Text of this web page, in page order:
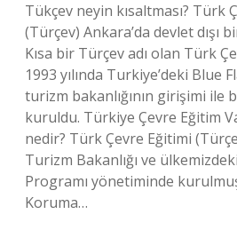
Tükçev neyin kısaltması? Türk
(Türçev) Ankara’da devlet dışı
Kısa bir Türçev adı olan Türk
1993 yılında Turkiye’deki Blue
turizm bakanlığının girişimi ile
kuruldu. Türkiye Çevre Eğitim
nedir? Türk Çevre Eğitimi
Turizm Bakanlığı ve
Programı yönetiminde
Koruma…